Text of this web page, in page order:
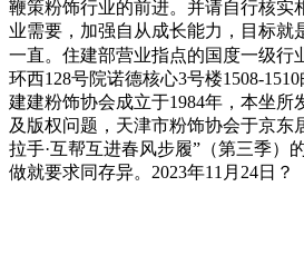
鞭策粉饰行业的前进。并请自行核实
业需要，加强自从成长能力，目标就
一直。住建部营业指点的国度一级行
环西128号院诺德核心3号楼1508-
建建粉饰协会成立于1984年，本坐所
及版权问题，天津市粉饰协会于京东
拉手·互帮互进春风步履”（第三季）
做就要求同存异。2023年11月24日？